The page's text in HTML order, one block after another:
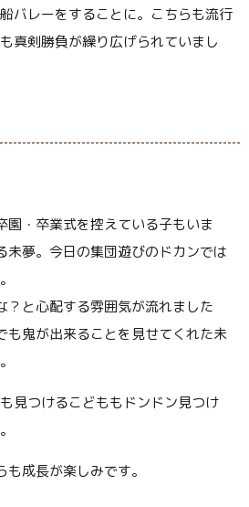
バレーをすることに。こちらも流行
真剣勝負が繰り広げられていまし
園・卒業式を控えている子もいま
未夢。今日の集団遊びのドカンでは
？と心配する雰囲気が流れました
も鬼が出来ることを見せてくれた未
見つけるこどももドンドン見つけ
成長が楽しみです。